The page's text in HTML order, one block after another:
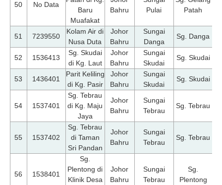
50 No Data
Baru
Muafakat
Bahru
Pulai
Patah
51 7239550
Kolam Air di
Nusa Duta
Johor
Bahru
Sungai
Danga
Sg. Danga
52 1536413
Sg. Skudai
di Kg. Laut
Johor
Bahru
Sungai
Skudai
Sg. Skudai
53 1436401
Parit Keliling
di Kg. Pasir
Johor
Bahru
Sungai
Skudai
Sg. Skudai
54 1537401
Sg. Tebrau
di Kg. Maju
Jaya
Johor
Bahru
Sungai
Tebrau
Sg. Tebrau
55 1537402
Sg. Tebrau
di Taman
Sri Pandan
Johor
Bahru
Sungai
Tebrau
Sg. Tebrau
56 1538401
Sg.
Plentong di
Klinik Desa
Johor
Bahru
Sungai
Tebrau
Sg.
Plentong